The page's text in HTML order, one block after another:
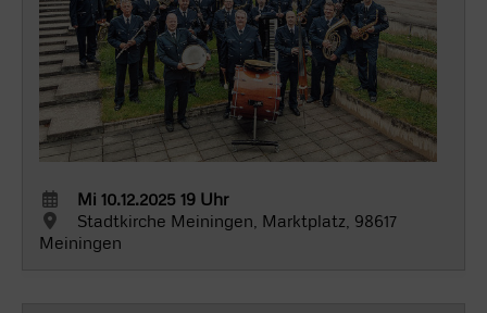
Mi 10.12.2025 19 Uhr
Stadtkirche Meiningen, Marktplatz, 98617
Meiningen